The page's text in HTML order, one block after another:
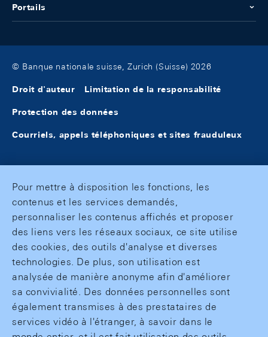
Portails
© Banque nationale suisse, Zurich (Suisse) 2026
Droit d'auteur Limitation de la responsabilité
Protection des données
Courriels, appels téléphoniques et sites frauduleux
Pour mettre à disposition les fonctions, les
contenus et les services demandés,
personnaliser les contenus affichés et proposer
des liens vers les réseaux sociaux, ce site utilise
des cookies, des outils d'analyse et diverses
technologies. De plus, son utilisation est
analysée de manière anonyme afin d'améliorer
sa convivialité. Des données personnelles sont
également transmises à des prestataires de
services vidéo à l'étranger, à savoir dans le